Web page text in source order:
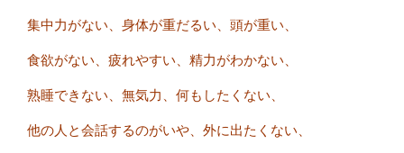
集中力がない、身体が重だるい、頭が重い、
食欲がない、疲れやすい、精力がわかない、
熟睡できない、無気力、何もしたくない、
他の人と会話するのがいや、外に出たくない、